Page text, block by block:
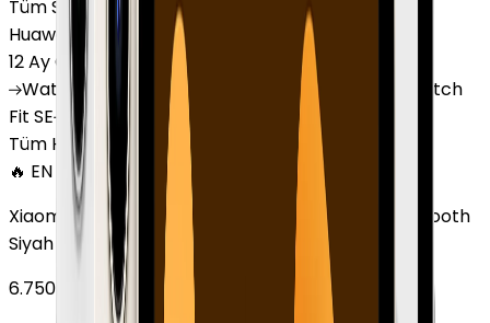
Tüm Samsung Watch'lar
Huawei Watch
12 Ay Garanti
6 Taksit
Watch GT 4 Watch Watch GT 5 Pro
Watch
Fit SE
Watch Watch
GT3 Pro
Tüm Huawei Watch'lar
🔥 EN ÇOK SATAN
Xiaomi Redmi Watch 3 Active Plastik 47mm Bluetooth
Siyah
6.750
TL'denbaşlayan fiyatlar